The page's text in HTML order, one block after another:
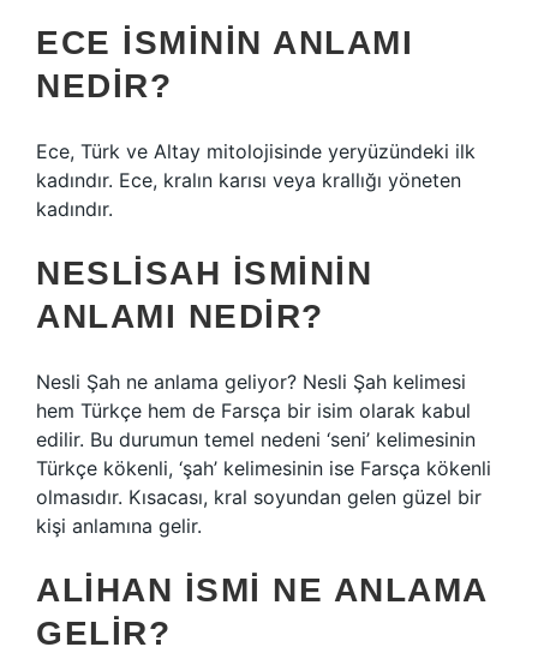
ECE ISMININ ANLAMI
NEDIR?
Ece, Türk ve Altay mitolojisinde yeryüzündeki ilk
kadındır. Ece, kralın karısı veya krallığı yöneten
kadındır.
NESLISAH ISMININ
ANLAMI NEDIR?
Nesli Şah ne anlama geliyor? Nesli Şah kelimesi
hem Türkçe hem de Farsça bir isim olarak kabul
edilir. Bu durumun temel nedeni ‘seni’ kelimesinin
Türkçe kökenli, ‘şah’ kelimesinin ise Farsça kökenli
olmasıdır. Kısacası, kral soyundan gelen güzel bir
kişi anlamına gelir.
ALIHAN ISMI NE ANLAMA
GELIR?